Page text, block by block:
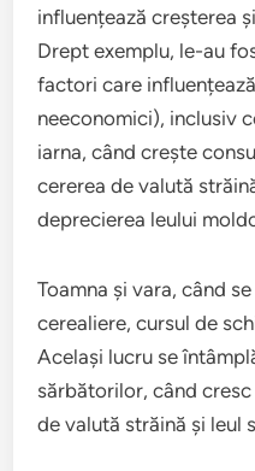
influențează creșterea
Drept exemplu, le-au
factori care
neeconomici), inclusiv
iarna, când crește
cererea de valută
deprecierea leului
Toamna și vara, când
cerealiere, cursul de
Același lucru se
sărbătorilor, când
de valută străină și leul